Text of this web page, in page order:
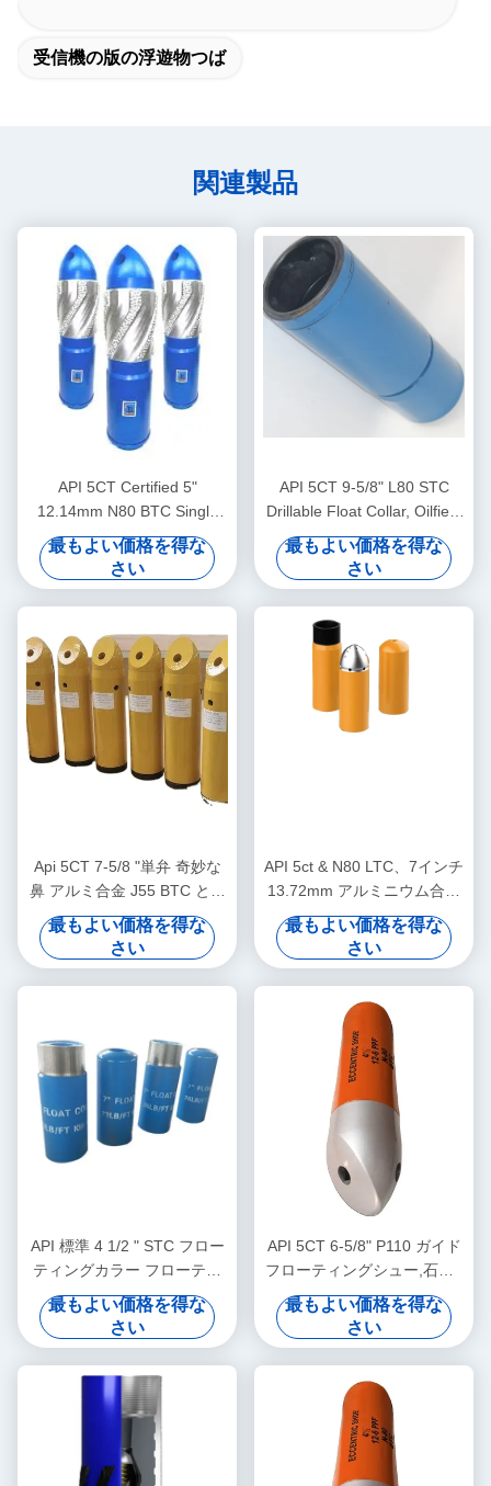
受信機の版の浮遊物つば
関連製品
API 5CT Certified 5"
12.14mm N80 BTC Single
Valve Self-Latch Aluminum
Alloy Float Shoe for Oil and
Gas Industry
最もよい価格を得な
さい
API 5CT 9-5/8" L80 STC
Drillable Float Collar, Oilfield
Float Collar, Used for land
deep oil gas well cementing
最もよい価格を得な
さい
Api 5CT 7-5/8 "単弁 奇妙な
鼻 アルミ合金 J55 BTC と浮
遊靴
最もよい価格を得な
さい
API 5ct & N80 LTC、7インチ
13.72mm アルミニウム合金
ダブルバルブフロートシュー
＆カラー（石油・ガス田用）
最もよい価格を得な
さい
API 標準 4 1/2 " STC フロー
ティングカラー フローティ
ングシューズ セメント ツー
ル 回転しないシングル/ダブ
ルバルブ
最もよい価格を得な
さい
API 5CT 6-5/8" P110 ガイド
フローティングシュー,石油&
ガス 井戸 フローティングシ
ュー, 安定したキャッシング
セメント操作をサポート
最もよい価格を得な
さい